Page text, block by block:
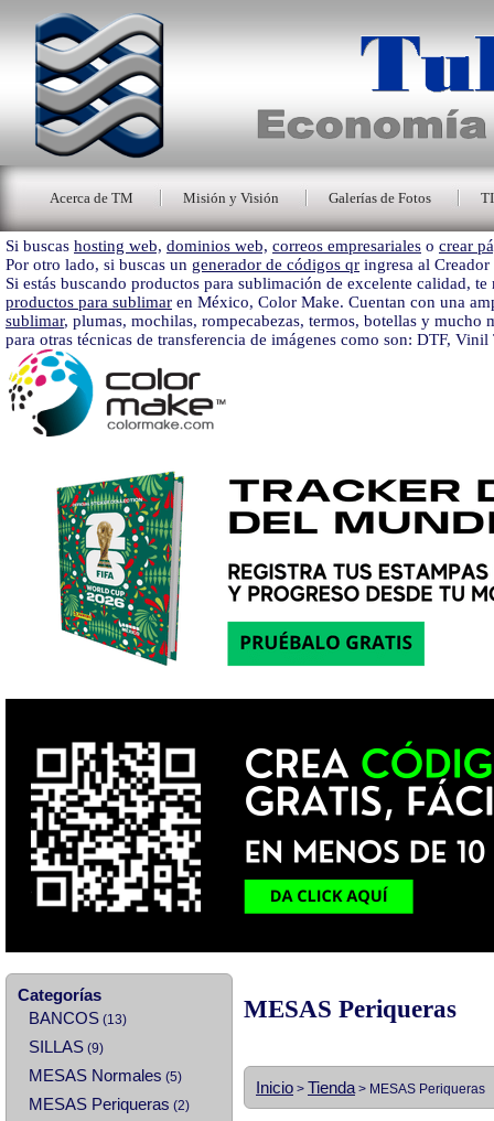
Acerca de TM Misión y Visión Galerías de Fotos
Si buscas hosting web, dominios web, correos empresariales o crear
Por otro lado, si buscas un generador de códigos qr ingresa al
Si estás buscando productos para sublimación de excelente calidad,
productos para sublimar en México, Color Make. Cuentan con una
sublimar, plumas, mochilas, rompecabezas, termos, botellas y mucho
para otras técnicas de transferencia de imágenes como son: DTF,
Categorías
BANCOS (13)
SILLAS (9)
MESAS Normales (5)
MESAS Periqueras (2)
MESAS Periqueras
Inicio > Tienda > MESAS Periqueras